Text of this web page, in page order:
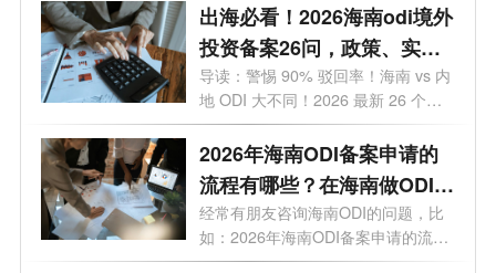
出海必看！2026海南odi境外
投资备案26问，政策、实
操、避坑全覆盖
导读：警惕 90% 驳回率！海南 vs 内
地 ODI 大不同！2026 最新 26 个高
频问题，专...
2026年海南ODI备案申请的
流程有哪些？在海南做ODI备
案通过几率高吗？
经常有朋友咨询海南ODI的问题，比
如：2026年海南ODI备案申请的流程
有哪些？...